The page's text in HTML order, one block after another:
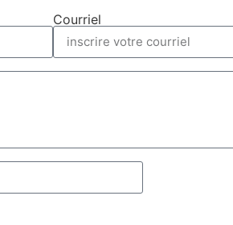
Courriel